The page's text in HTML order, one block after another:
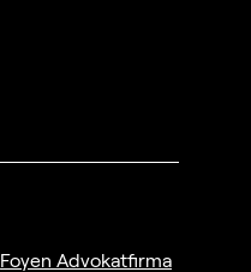
Foyen Advokatfirma